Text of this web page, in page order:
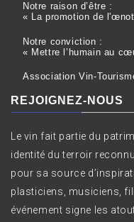
Notre raison d’être :
« La promotion de
Notre conviction :
« Mettre l’humain au
Association Vin-
REJOIGNEZ-NOUS
Le vin fait partie du
identité du terroir
pour sa source
plasticiens, musiciens,
événement signe les